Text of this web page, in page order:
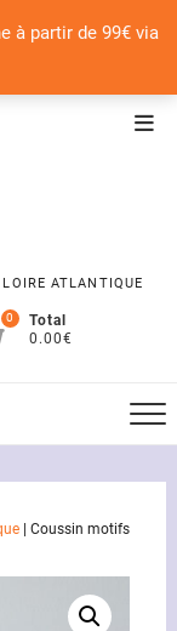
à partir de 99€ via
ATLANTIQUE
0
Total
0.00€
| Coussin motifs